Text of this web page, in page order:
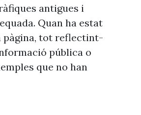
antigues i
Quan ha estat
pàgina, tot reflectint-
pública o
que no han